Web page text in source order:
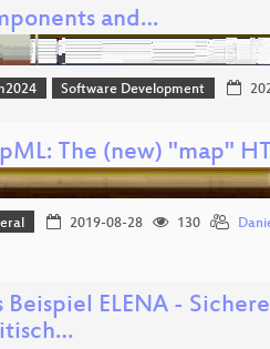
and…
Software Development
The (new) "map"
2019-08-28 130
Beispiel ELENA -